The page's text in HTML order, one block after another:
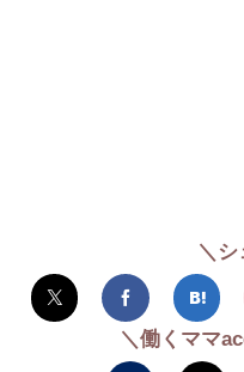
＼シ
＼働くママ